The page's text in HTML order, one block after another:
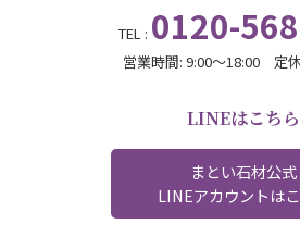
TEL : 0120-
営業時間: 9:00～18:00 定
LINEはこちら
まとい石材公式
LINEアカウントは